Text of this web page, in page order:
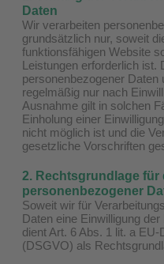
Daten
Wir verarbeiten
grundsätzlich nur, soweit
funktionsfähigen Website
Leistungen erforderlich ist.
personenbezogener Daten
regelmäßig nur nach
Ausnahme gilt in solchen
Einholung einer
nicht möglich ist und die
gesetzliche Vorschriften
2. Rechtsgrundlage für
personenbezogener
Soweit wir für
Daten eine Einwilligung
dient Art. 6 Abs. 1 lit. a
(DSGVO) als